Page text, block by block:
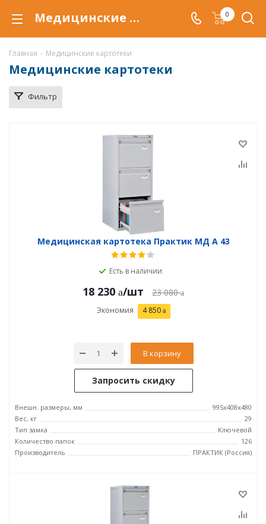
Медицинские картотеки Практик для документов купить по низкой цене в Воронеже 0
Главная - Медицинские картотеки
Медицинские картотеки
Фильтр
Медицинская картотека Практик МД A 43
Есть в наличии
18 230 /шт 23 080
Экономия 4 850
В корзину
Запросить скидку
Внешн. размеры, мм
995x408x480
Вес, кг
29
Тип замка
Ключевой
Количество папок
126
Производитель
ПРАКТИК (Россия)